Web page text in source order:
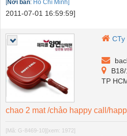
Nơi bán: Hồ Chí Minh]
2011-07-01 16:59:59]
CTy
TP
chao 2 mat /chảo happy call/
[Mã: G-8469-10][xem: 1972]